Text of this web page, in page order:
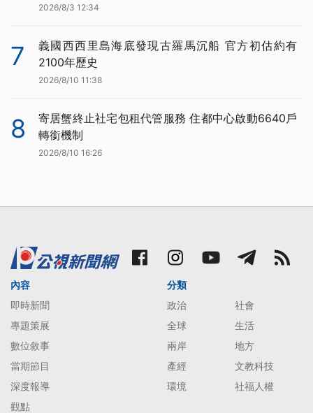
2026/8/3 12:34
7
義國西西里島海底發現古羅馬沉船 官方初估約有
2100年歷史
2026/8/10 11:38
8
寄居蟹終止社宅包租代管服務 住都中心啟動6640戶
轉銜機制
2026/8/10 16:26
內容
即時新聞
專題策展
數位敘事
當期節目
深度報導
觀點
分類
政治
社會
全球
生活
兩岸
地方
產經
文教科技
環境
社福人權